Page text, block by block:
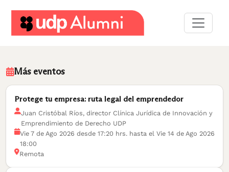
una
red
Servicios
Más eventos
Protege tu empresa: ruta legal del emprendedor
Juan Cristóbal Ríos, director Clínica Jurídica de Innovación y
Emprendimiento de Derecho UDP
Vie 7 de Ago 2026 desde 17:20 hrs. hasta el Vie 14 de Ago 2026
18:00
Remota